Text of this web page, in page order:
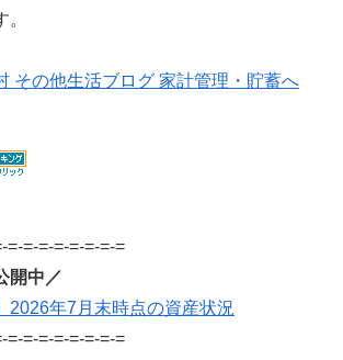
=-=-=-=-=-=-=-=
開中／
2026年7月末時点の資産状況
=-=-=-=-=-=-=-=